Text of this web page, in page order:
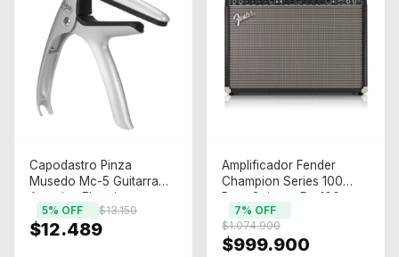
Capodastro Pinza
Musedo Mc-5 Guitarra
Acustica Electrica
$12.489
$13.150
5% OFF
Amplificador Fender
Champion Series 100
Para Guitarra De 100w
Color Negro/plata
$999.900
$1.074.900
7% OFF